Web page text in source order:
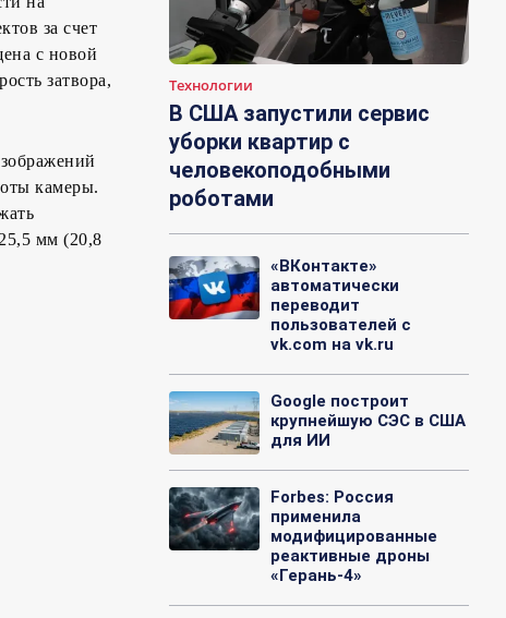
за счет
с новой
затвора,
камеры.
мм (20,8
Технологии
В США запустили сервис
уборки квартир с
человекоподобными
роботами
«ВКонтакте»
автоматически
переводит
пользователей с
vk.com на vk.ru
Google построит
крупнейшую СЭС в США
для ИИ
Forbes: Россия
применила
модифицированные
реактивные дроны
«Герань-4»